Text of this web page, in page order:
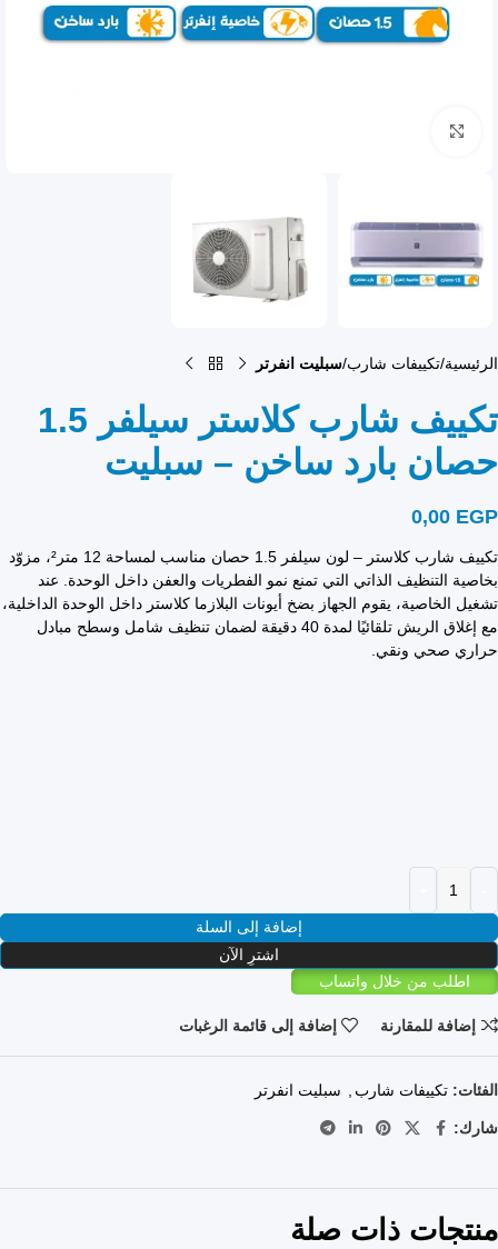
الرئيسية تكييفات شارب سبليت انفرتر
تكييف شارب كلاستر سيلفر 1.5
حصان بارد ساخن – سبليت
0,00 EGP
تكييف شارب كلاستر – لون سيلفر 1.5 حصان مناسب لمساحة 12 متر²، مزوّد
بخاصية التنظيف الذاتي التي تمنع نمو الفطريات والعفن داخل الوحدة. عند
تشغيل الخاصية، يقوم الجهاز بضخ أيونات البلازما كلاستر داخل الوحدة الداخلية،
مع إغلاق الريش تلقائيًا لمدة 40 دقيقة لضمان تنظيف شامل وسطح مبادل
حراري صحي ونقي.
إضافة إلى السلة
اشترِ الآن
اطلب من خلال واتساب
إضافة للمقارنة إضافة إلى قائمة الرغبات
الفئات: تكييفات شارب , سبليت انفرتر
شارك:
منتجات ذات صلة